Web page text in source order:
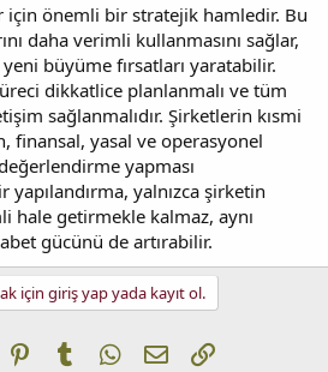
için önemli bir stratejik hamledir. Bu
daha verimli kullanmasını sağlar,
yeni büyüme fırsatları yaratabilir.
dikkatlice planlanmalı ve tüm
sağlanmalıdır. Şirketlerin kısmi
finansal, yasal ve operasyonel
yapması
yalnızca şirketin
hale getirmekle kalmaz, aynı
gücünü de artırabilir.
için giriş yap yada kayıt ol.
PinterestTumblrWhatsApp
E-postaLink